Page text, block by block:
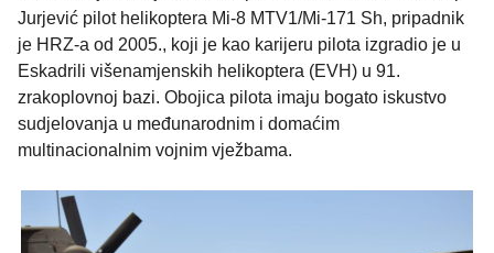
Jurjević pilot helikoptera Mi-8 MTV1/Mi-171 Sh, pripadnik
je HRZ-a od 2005., koji je kao karijeru pilota izgradio je u
Eskadrili višenamjenskih helikoptera (EVH) u 91.
zrakoplovnoj bazi. Obojica pilota imaju bogato iskustvo
sudjelovanja u međunarodnim i domaćim
multinacionalnim vojnim vježbama.